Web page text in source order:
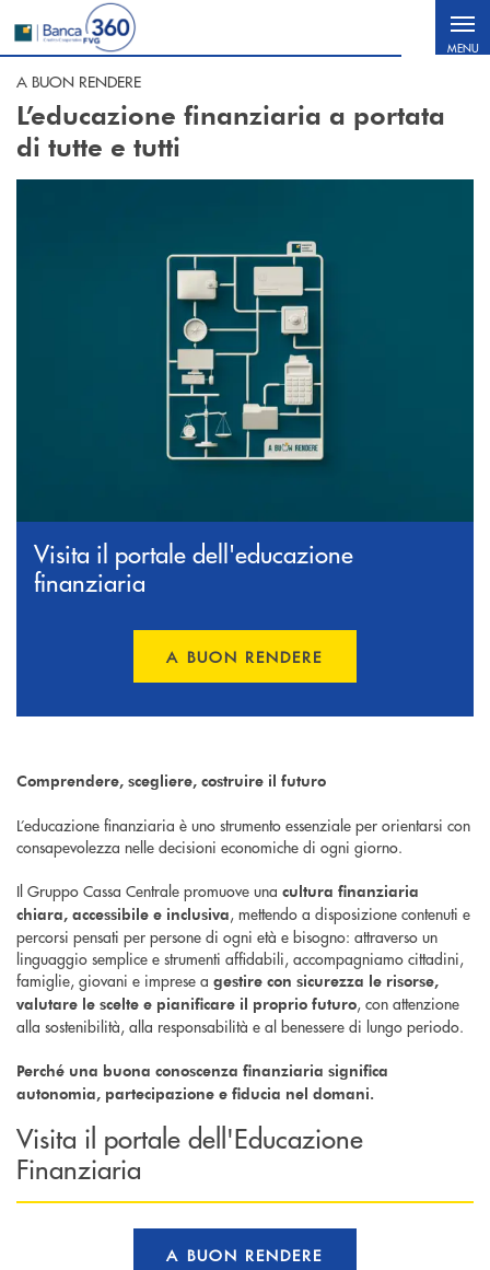
Salta al contenuto principale
MENU
A BUON RENDERE
L’educazione finanziaria a portata
di tutte e tutti
Visita il portale dell'educazione
finanziaria
A BUON RENDERE
Comprendere, scegliere, costruire il futuro
L’educazione finanziaria è uno strumento essenziale per orientarsi con
consapevolezza nelle decisioni economiche di ogni giorno.
Il Gruppo Cassa Centrale promuove una cultura finanziaria
chiara, accessibile e inclusiva, mettendo a disposizione contenuti e
percorsi pensati per persone di ogni età e bisogno: attraverso un
linguaggio semplice e strumenti affidabili, accompagniamo cittadini,
famiglie, giovani e imprese a gestire con sicurezza le risorse,
valutare le scelte e pianificare il proprio futuro, con attenzione
alla sostenibilità, alla responsabilità e al benessere di lungo periodo.
Perché una buona conoscenza finanziaria significa
autonomia, partecipazione e fiducia nel domani.
Visita il portale dell'Educazione
Finanziaria
A BUON RENDERE